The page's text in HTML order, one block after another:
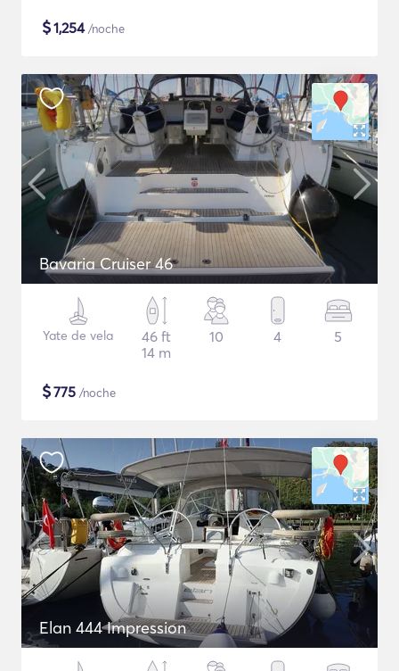
$1,254/noche
Bavaria Cruiser 46
Yate de vela
46 ft
14 m
10 4 5
$775 /noche
Elan 444 Impression